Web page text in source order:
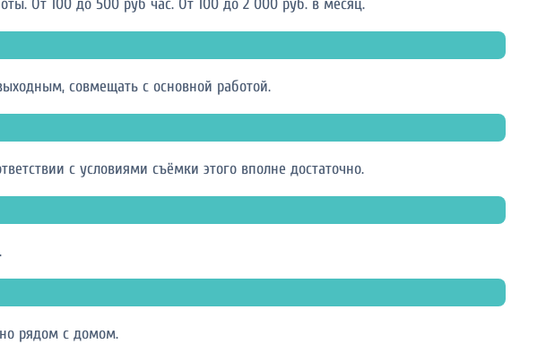
От 100 до 500 руб час. От 100 до 2 000 руб. в месяц.
совмещать с основной работой.
с условиями съёмки этого вполне достаточно.
рядом с домом.